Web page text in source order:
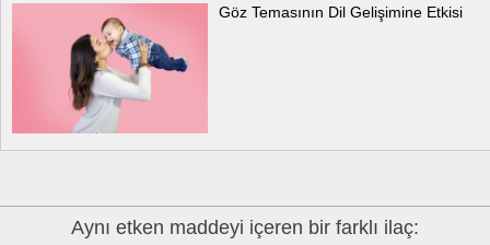
Göz Temasının Dil Gelişimine Etkisi
Aynı etken maddeyi içeren bir farklı ilaç: